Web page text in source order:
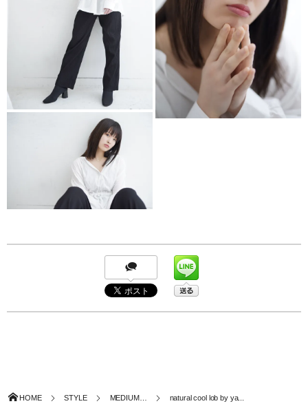
HOME STYLE MEDIUM… natural cool lob by ya...